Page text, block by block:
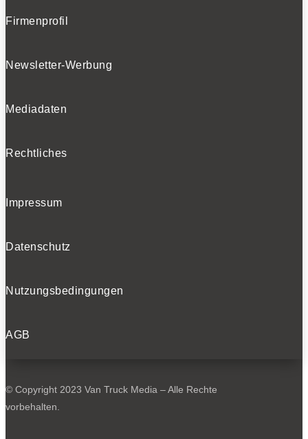
Firmenprofil
Newsletter-Werbung
Mediadaten
Rechtliches
Impressum
Datenschutz
Nutzungsbedingungen
AGB
© Copyright 2023 Van Truck Media – Alle Rechte
vorbehalten.